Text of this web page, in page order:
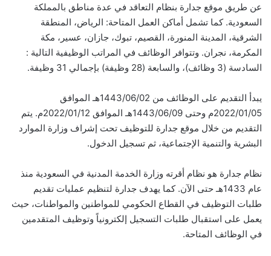
عن طريق موقع جدارة بنظام التعاقد في عدة مناطق بالمملكة
السعودية. كما تشمل أماكن العمل المتاحة: الرياض، المنطقة
الشرقية، المدينة المنورة، القصيم، تبوك، جازان، عسير، مكة
المكرمة، نجران. وتتوافر الوظائف في المراتب الوظيفية التالية :
السادسة (3 وظائف)، والسابعة (28 وظيفة) بإجمالي 31 وظيفة.
يبدأ التقديم على الوظائف من 1443/06/02هـ الموافق
2022/01/05م وحتى 1443/06/09هـ الموافق 2022/01/12م. يتم
التقديم من خلال موقع جدارة للتوظيف تحت إشراف وزارة الموارد
البشرية والتنمية الإجتماعية، ثم تسجيل الدخول.
نظام جدارة هو نظام أقرته وزارة الخدمة المدنية في السعودية منذ
عام 1433هـ حتى الآن. كما يهدف جدارة لتنظيم عمليات تقديم
طلبات التوظيف في القطاع الحكومي للمواطنين والمواطنات، حيث
يعمل على استقبال طلبات التسجيل إلكترونياً وتوظيف المتقدمين
في الوظائف المتاحة.